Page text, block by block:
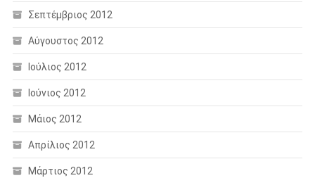
Σεπτέμβριος 2012
Αύγουστος 2012
Ιούλιος 2012
Ιούνιος 2012
Μάιος 2012
Απρίλιος 2012
Μάρτιος 2012